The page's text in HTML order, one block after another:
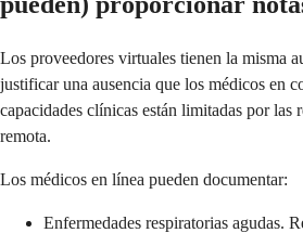
Los proveedores virtuales tienen la misma
justificar una ausencia que los médicos en
capacidades clínicas están limitadas por las
remota.
Los médicos en línea pueden documentar:
Enfermedades respiratorias agudas.